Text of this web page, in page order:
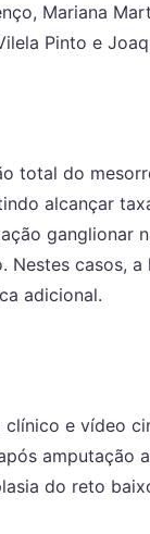
Mariana
Pinto e
total do
alcançar
ganglionar
casos,
adicional.
e vídeo
amputação
do reto